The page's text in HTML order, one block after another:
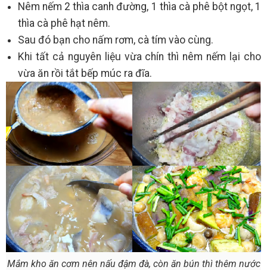
Nêm nếm 2 thìa canh đường, 1 thìa cà phê bột ngọt, 1
thìa cà phê hạt nêm.
Sau đó bạn cho nấm rơm, cà tím vào cùng.
Khi tất cả nguyên liệu vừa chín thì nêm nếm lại cho
vừa ăn rồi tắt bếp múc ra đĩa.
Mắm kho ăn cơm nên nấu đậm đà, còn ăn bún thì thêm nước